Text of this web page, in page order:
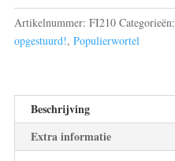
25
bladen
€
38.95
Artikelnummer: FI210 Categorieën:
opgestuurd!, Populierwortel
Beschrijving
Extra informatie